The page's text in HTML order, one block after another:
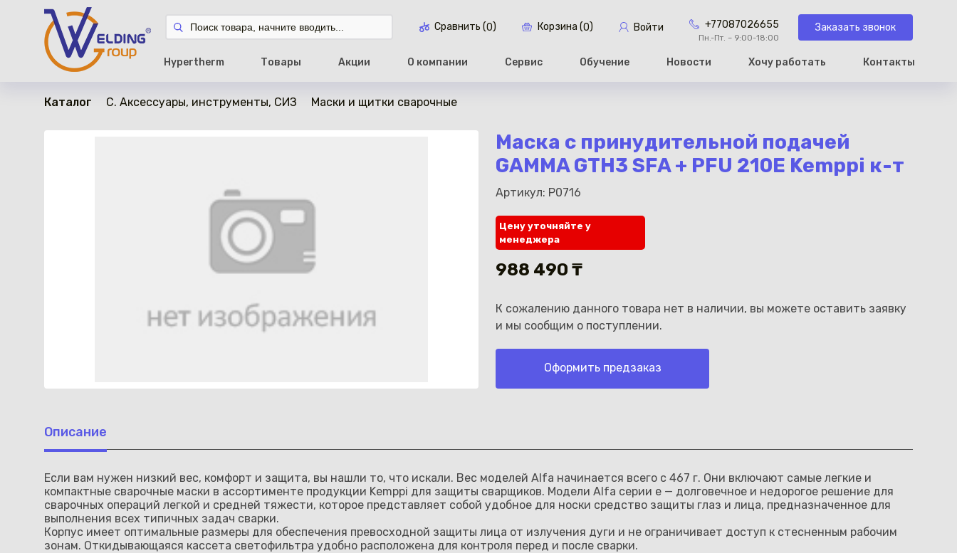
Сравнить (0) Корзина (0) Войти +77087026655
Пн.-Пт. – 9:00-18:00
Заказать звонок
Hypertherm Товары Акции О компании Сервис Обучение Новости Хочу работать Контакты
Каталог C. Аксессуары, инструменты, СИЗ Маски и щитки сварочные
Маска с принудительной подачей
GAMMA GTH3 SFA + PFU 210E Kemppi к-т
Артикул: P0716
в наличии
Цену уточняйте у
менеджера
988 490 ₸
К сожалению данного товара нет в наличии, вы можете оставить заявку
и мы сообщим о поступлении.
Оформить предзаказ
Описание
Если вам нужен низкий вес, комфорт и защита, вы нашли то, что искали. Вес моделей Alfa начинается всего с 467 г. Они включают самые легкие и
компактные сварочные маски в ассортименте продукции Kemppi для защиты сварщиков. Модели Alfa серии e — долговечное и недорогое решение для
сварочных операций легкой и средней тяжести, которое представляет собой удобное для носки средство защиты глаз и лица, предназначенное для
выполнения всех типичных задач сварки.
Корпус имеет оптимальные размеры для обеспечения превосходной защиты лица от излучения дуги и не ограничивает доступ к стесненным рабочим
зонам. Откидывающаяся кассета светофильтра удобно расположена для контроля перед и после сварки.